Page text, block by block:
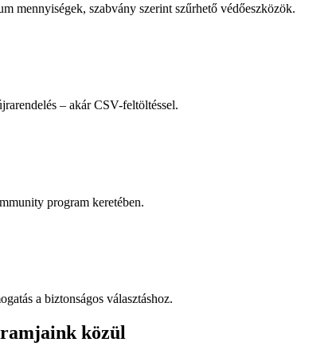
mennyiségek, szabvány szerint szűrhető védőeszközök.
– akár CSV-feltöltéssel.
program keretében.
a biztonságos választáshoz.
közül